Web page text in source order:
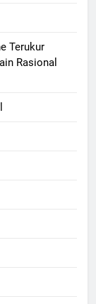
Terukur
Rasional